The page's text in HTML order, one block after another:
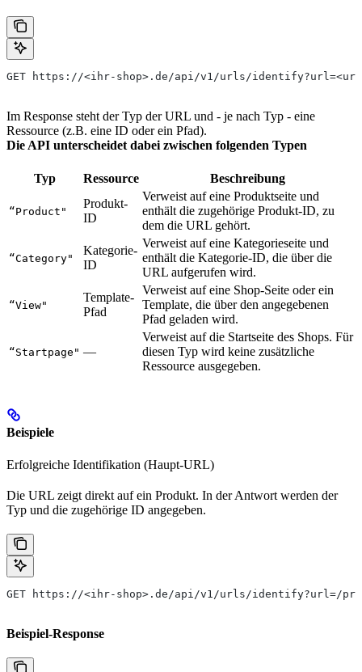
GET https://<ihr-shop>.de/api/v1/urls/
Im Response steht der Typ der URL und - je nach Typ - eine
Ressource (z.B. eine ID oder ein Pfad).
Die API unterscheidet dabei zwischen folgenden Typen
Typ Ressource Beschreibung
“Product"
Produkt-
ID
Verweist auf eine Produktseite und
enthält die zugehörige Produkt-ID, zu
dem die URL gehört.
“Category"
Kategorie-
ID
Verweist auf eine Kategorieseite und
enthält die Kategorie-ID, die über die
URL aufgerufen wird.
“View"
Template-
Pfad
Verweist auf eine Shop-Seite oder ein
Template, die über den angegebenen
Pfad geladen wird.
“Startpage" —
Verweist auf die Startseite des Shops. Für
diesen Typ wird keine zusätzliche
Ressource ausgegeben.
Beispiele
Erfolgreiche Identifikation (Haupt-URL)
Die URL zeigt direkt auf ein Produkt. In der Antwort werden der
Typ und die zugehörige ID angegeben.
GET https://<ihr-shop>.de/api/v1/urls/identify?url=/
Beispiel-Response